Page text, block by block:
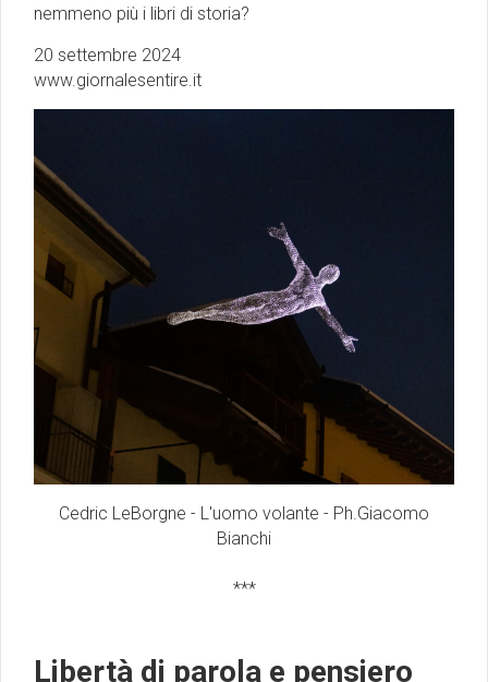
nemmeno più i libri di storia?
20 settembre 2024
www.giornalesentire.it
Cedric LeBorgne - L'uomo volante - Ph.Giacomo
Bianchi
***
Libertà di parola e pensiero